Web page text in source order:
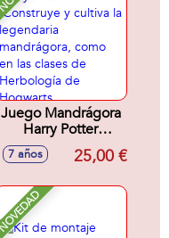
Juego Mandrágora
Harry Potter
.Construye y cultiva
la legendaria
en las clases de
Herbología de
Hogwarts..
7 años 25,00 €